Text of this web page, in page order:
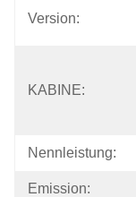
Version:
KABINE:
Nennleistung:
Emission: